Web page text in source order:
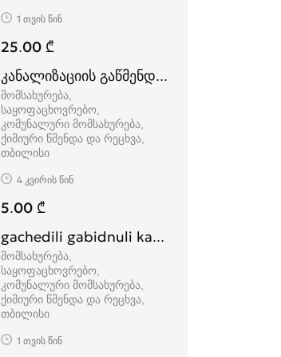
1 თვის წინ
25.00 ₾
კანალიზაციის გაწმენდა გამოძახების
მომსახურება,
საყოფაცხოვრებო,
კომუნალური მომსახურება,
ქიმიური წმენდა და რეცხვა
თბილისი
4 კვირის წინ
5.00 ₾
gachedili gabidnuli kanalizaciis
მომსახურება,
საყოფაცხოვრებო,
კომუნალური მომსახურება,
ქიმიური წმენდა და რეცხვა
თბილისი
1 თვის წინ